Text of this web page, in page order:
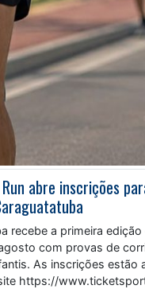
abre inscrições
recebe a primeira
com provas de
As inscrições estão
https://